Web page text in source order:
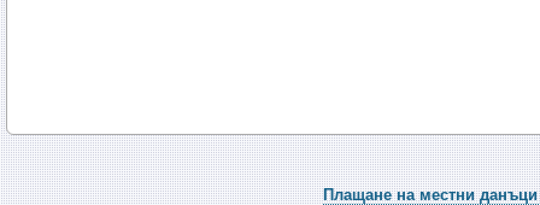
Плащане на местни данъци